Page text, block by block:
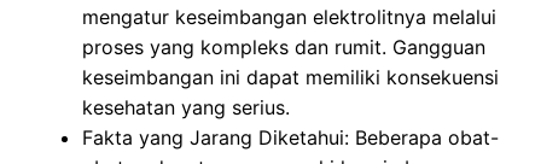
mengatur keseimbangan elektrolitnya melalui
proses yang kompleks dan rumit. Gangguan
keseimbangan ini dapat memiliki konsekuensi
kesehatan yang serius.
Fakta yang Jarang Diketahui: Beberapa obat-